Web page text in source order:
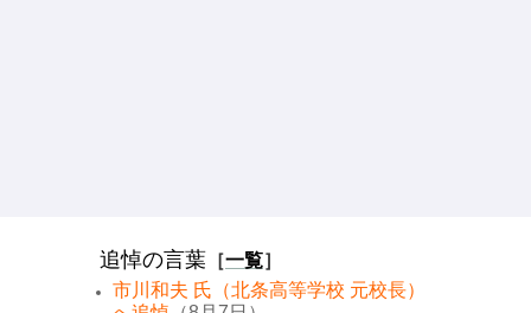
追悼の言葉 ［一覧］
市川和夫 氏（北条高等学校 元校長）